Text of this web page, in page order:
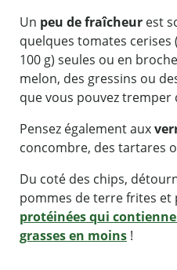
Un peu de fraîcheur est
quelques tomates cerises
100 g) seules ou en
melon, des gressins ou
que vous pouvez tremper
Pensez également aux
concombre, des tartares
Du coté des chips,
pommes de terre frites et
protéinées qui
grasses en moins !